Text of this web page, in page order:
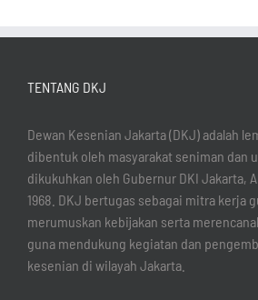
TENTANG DKJ
Dewan Kesenian Jakarta (DKJ) adalah
dibentuk oleh masyarakat seniman dan
dikukuhkan oleh Gubernur DKI Jakarta,
1968. DKJ bertugas sebagai mitra kerja
merumuskan kebijakan serta
guna mendukung kegiatan dan
kesenian di wilayah Jakarta.